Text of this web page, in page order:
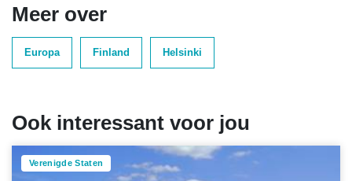
Meer over
Europa Finland Helsinki
Ook interessant voor jou
Verenigde Staten